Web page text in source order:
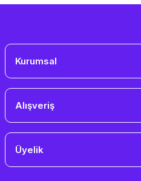
Kurumsal
Alışveriş
Üyelik